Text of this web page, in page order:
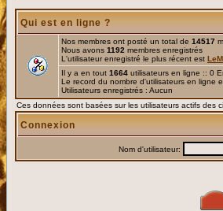
Qui est en ligne ?
Nos membres ont posté un total de 14517
Nous avons 1192 membres enregistrés
L'utilisateur enregistré le plus récent est
Il y a en tout 1664 utilisateurs en ligne :: 0
Le record du nombre d'utilisateurs en ligne
Utilisateurs enregistrés : Aucun
Ces données sont basées sur les utilisateurs actifs des
Connexion
Nom d'utilisateur: